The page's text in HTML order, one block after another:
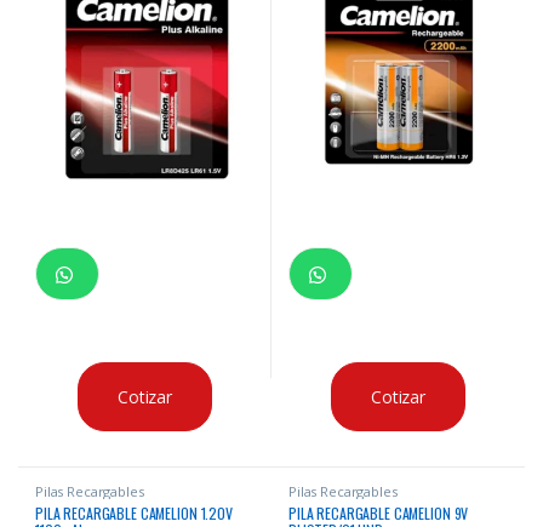
Cotizar Cotizar
Pilas Recargables
PILA RECARGABLE CAMELION 1.20V
Pilas Recargables
PILA RECARGABLE CAMELION 9V